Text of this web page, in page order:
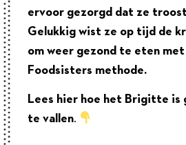
ervoor gezorgd dat ze
Gelukkig wist ze op tijd de
om weer gezond te eten met
Foodsisters methode.
Lees hier hoe het Brigitte is
te vallen.